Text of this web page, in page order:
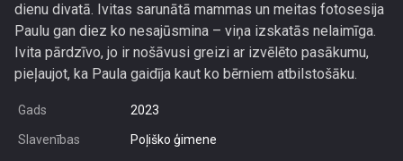
dienu divatā. Ivitas sarunātā mammas un meitas fotosesija
Paulu gan diez ko nesajūsmina – viņa izskatās nelaimīga.
Ivita pārdzīvo, jo ir nošāvusi greizi ar izvēlēto pasākumu,
pieļaujot, ka Paula gaidīja kaut ko bērniem atbilstošāku.
Gads 2023
Slavenības Poļiško ģimene